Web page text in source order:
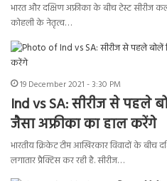
भारत और दक्षिण अफ्रीका के बीच टेस्ट सीरीज कल
कोहली के नेतृत्व…
19 December 2021 - 3:30 PM
Ind vs SA: सीरीज से पहले
जैसा अफ्रीका का हाल करेंगे
भारतीय क्रिकेट टीम आखिरकार विवादों के बीच
लगातार प्रैक्टिस कर रही है. सीरीज…